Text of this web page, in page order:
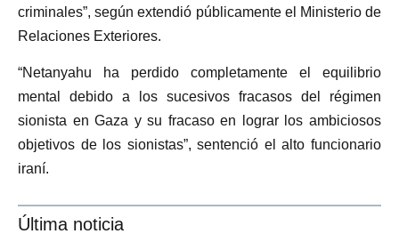
criminales”, según extendió públicamente el Ministerio de
Relaciones Exteriores.
“Netanyahu ha perdido completamente el equilibrio
mental debido a los sucesivos fracasos del régimen
sionista en Gaza y su fracaso en lograr los ambiciosos
objetivos de los sionistas”, sentenció el alto funcionario
iraní.
Última noticia